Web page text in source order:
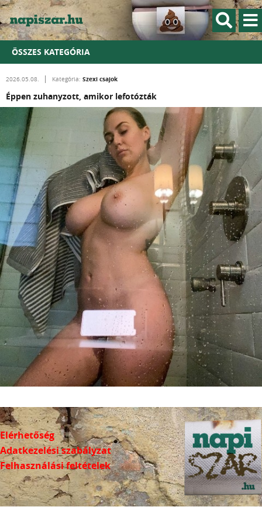
ÖSSZES KATEGÓRIA
2026.05.08. Kategória: Szexi csajok
Éppen zuhanyzott, amikor lefotózták
Elérhetőség
Adatkezelési szabályzat
Felhasználási feltételek